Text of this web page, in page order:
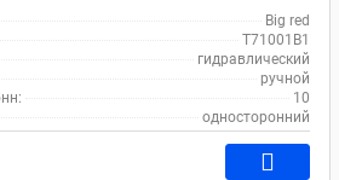
Big red
T71001B1
гидравлический
ручной
10
односторонний